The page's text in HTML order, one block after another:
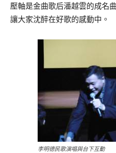
壓軸是金曲歌后潘越雲的成名
讓大家沈醉在好歌的感動中。
李明德民歌演唱與台下互動